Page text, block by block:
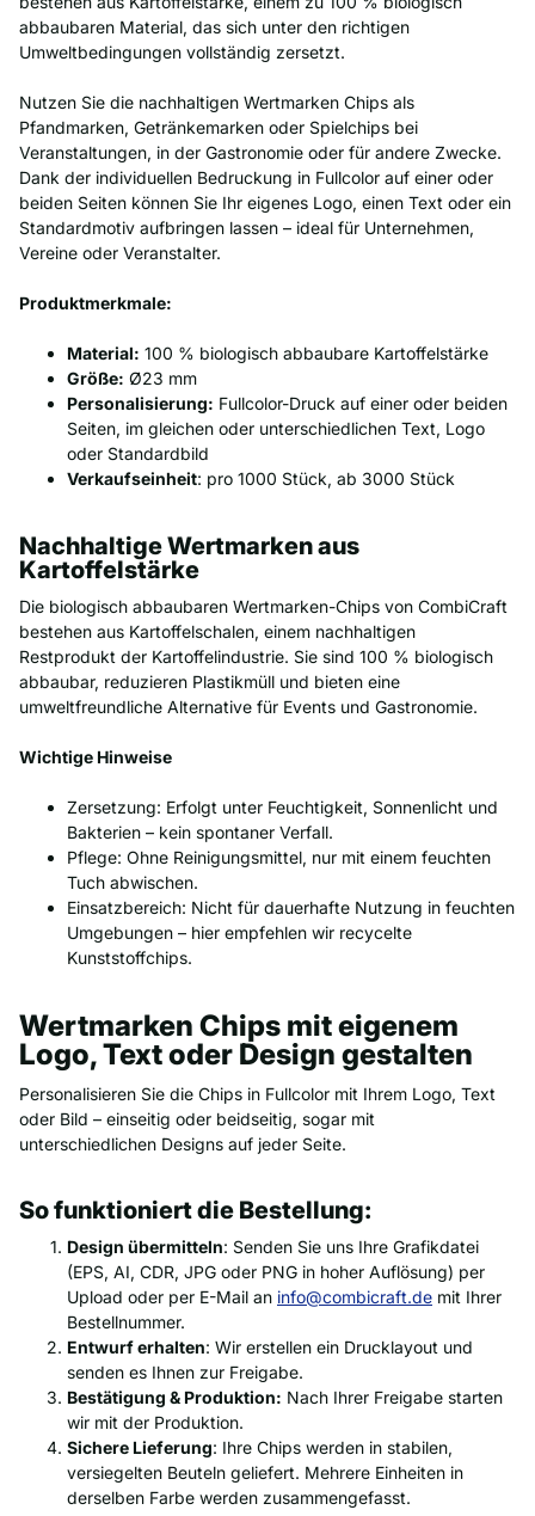
abbaubaren Material, das sich unter den richtigen
Umweltbedingungen vollständig zersetzt.
Nutzen Sie die nachhaltigen Wertmarken Chips als
Pfandmarken, Getränkemarken oder Spielchips bei
Veranstaltungen, in der Gastronomie oder für andere Zwecke.
Dank der individuellen Bedruckung in Fullcolor auf einer oder
beiden Seiten können Sie Ihr eigenes Logo, einen Text oder ein
Standardmotiv aufbringen lassen – ideal für Unternehmen,
Vereine oder Veranstalter.
Produktmerkmale:
Material: 100 % biologisch abbaubare Kartoffelstärke
Größe: Ø23 mm
Personalisierung: Fullcolor-Druck auf einer oder beiden
Seiten, im gleichen oder unterschiedlichen Text, Logo
oder Standardbild
Verkaufseinheit: pro 1000 Stück, ab 3000 Stück
Nachhaltige Wertmarken aus
Kartoffelstärke
Die biologisch abbaubaren Wertmarken-Chips von CombiCraft
bestehen aus Kartoffelschalen, einem nachhaltigen
Restprodukt der Kartoffelindustrie. Sie sind 100 % biologisch
abbaubar, reduzieren Plastikmüll und bieten eine
umweltfreundliche Alternative für Events und Gastronomie.
Wichtige Hinweise
Zersetzung: Erfolgt unter Feuchtigkeit, Sonnenlicht und
Bakterien – kein spontaner Verfall.
Pflege: Ohne Reinigungsmittel, nur mit einem feuchten
Tuch abwischen.
Einsatzbereich: Nicht für dauerhafte Nutzung in feuchten
Umgebungen – hier empfehlen wir recycelte
Kunststoffchips.
Wertmarken Chips mit eigenem
Logo, Text oder Design gestalten
Personalisieren Sie die Chips in Fullcolor mit Ihrem Logo, Text
oder Bild – einseitig oder beidseitig, sogar mit
unterschiedlichen Designs auf jeder Seite.
So funktioniert die Bestellung:
Design übermitteln: Senden Sie uns Ihre Grafikdatei
(EPS, AI, CDR, JPG oder PNG in hoher Auflösung) per
Upload oder per E-Mail an info@combicraft.de mit Ihrer
Bestellnummer.
Entwurf erhalten: Wir erstellen ein Drucklayout und
senden es Ihnen zur Freigabe.
Bestätigung & Produktion: Nach Ihrer Freigabe starten
wir mit der Produktion.
Sichere Lieferung: Ihre Chips werden in stabilen,
versiegelten Beuteln geliefert. Mehrere Einheiten in
derselben Farbe werden zusammengefasst.